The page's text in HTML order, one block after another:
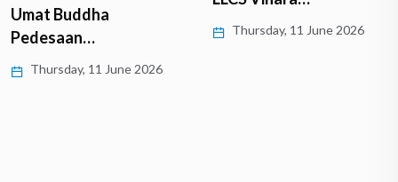
Umat Buddha
Pedesaan…
Thursday, 11 June 2026
Thursday, 11 June 2026